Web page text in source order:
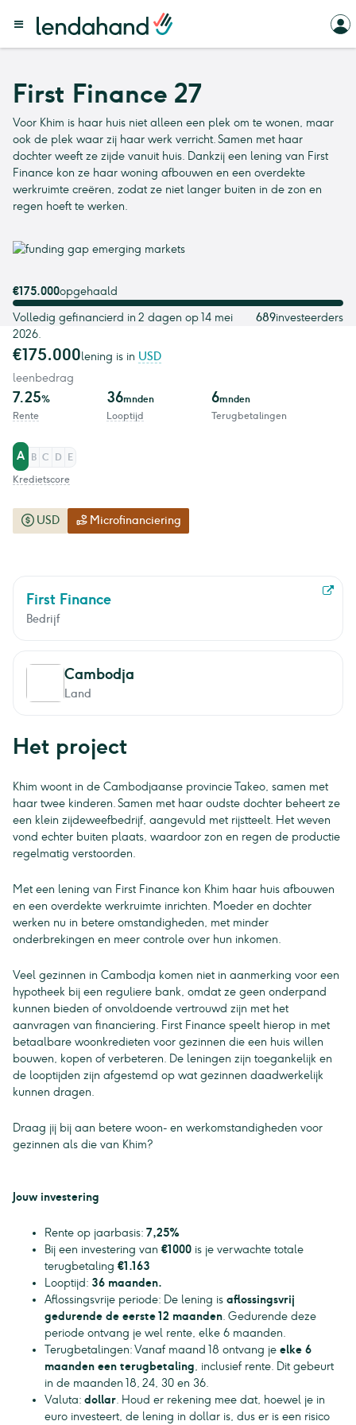
First Finance 27
Voor Khim is haar huis niet alleen een plek om te wonen, maar
ook de plek waar zij haar werk verricht. Samen met haar
dochter weeft ze zijde vanuit huis. Dankzij een lening van First
Finance kon ze haar woning afbouwen en een overdekte
werkruimte creëren, zodat ze niet langer buiten in de zon en
regen hoeft te werken.
First Finance
Bedrijf
Cambodja
Land
Het project
Khim woont in de Cambodjaanse provincie Takeo, samen met
haar twee kinderen. Samen met haar oudste dochter beheert ze
een klein zijdeweefbedrijf, aangevuld met rijstteelt. Het weven
vond echter buiten plaats, waardoor zon en regen de productie
regelmatig verstoorden.
Met een lening van First Finance kon Khim haar huis afbouwen
en een overdekte werkruimte inrichten. Moeder en dochter
werken nu in betere omstandigheden, met minder
onderbrekingen en meer controle over hun inkomen.
Veel gezinnen in Cambodja komen niet in aanmerking voor een
hypotheek bij een reguliere bank, omdat ze geen onderpand
kunnen bieden of onvoldoende vertrouwd zijn met het
aanvragen van financiering. First Finance speelt hierop in met
betaalbare woonkredieten voor gezinnen die een huis willen
bouwen, kopen of verbeteren. De leningen zijn toegankelijk en
de looptijden zijn afgestemd op wat gezinnen daadwerkelijk
kunnen dragen.
Draag jij bij aan betere woon- en werkomstandigheden voor
gezinnen als die van Khim?
Jouw investering
Rente op jaarbasis: 7,25%
Bij een investering van €1000 is je verwachte totale
terugbetaling €1.163
Looptijd: 36 maanden.
Aflossingsvrije periode: De lening is aflossingsvrij
gedurende de eerste 12 maanden. Gedurende deze
periode ontvang je wel rente, elke 6 maanden.
Terugbetalingen: Vanaf maand 18 ontvang je elke 6
maanden een terugbetaling, inclusief rente. Dit gebeurt
in de maanden 18, 24, 30 en 36.
Valuta: dollar. Houd er rekening mee dat, hoewel je in
euro investeert, de lening in dollar is, dus er is een risico
€175.000opgehaald
Volledig gefinancierd in 2 dagen op 14 mei
2026.
689investeerders
€175.000lening is in USD
leenbedrag
7.25%
Rente
36mnden
Looptijd
6mnden
Terugbetalingen
A B C D
E
Kredietscore
USD Microfinanciering